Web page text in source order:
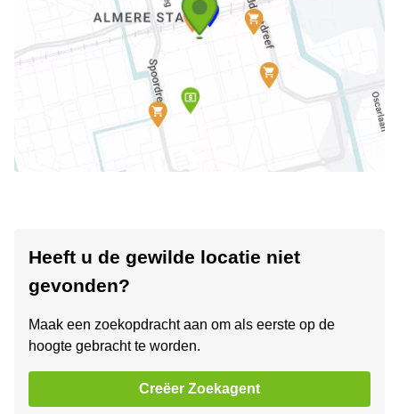
Heeft u de gewilde locatie niet
gevonden?
Maak een zoekopdracht aan om als eerste op de
hoogte gebracht te worden.
Creëer Zoekagent